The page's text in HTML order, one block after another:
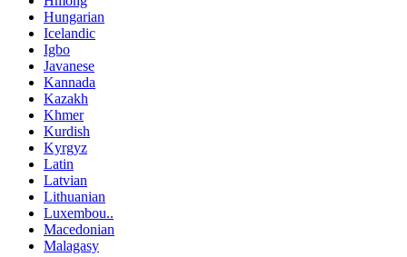
Hungarian
Icelandic
Igbo
Javanese
Kannada
Kazakh
Khmer
Kurdish
Kyrgyz
Latin
Latvian
Lithuanian
Luxembou..
Macedonian
Malagasy